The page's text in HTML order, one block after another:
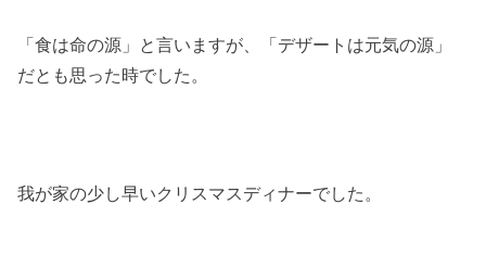
「食は命の源」と言いますが、「デザートは元気の源」
だとも思った時でした。
我が家の少し早いクリスマスディナーでした。